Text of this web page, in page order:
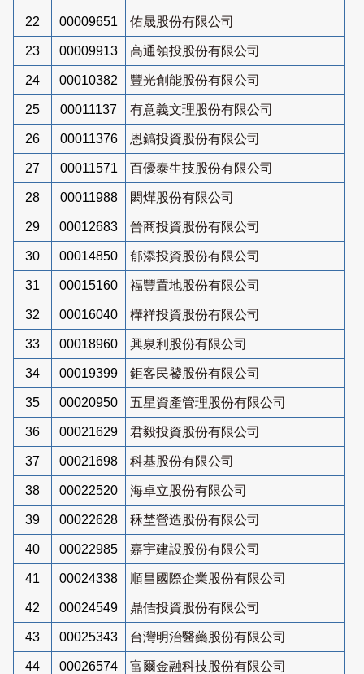
22 00009651 佑晟股份有限公司
23 00009913 高通領投股份有限公司
24 00010382 豐光創能股份有限公司
25 00011137 有意義文理股份有限公司
26 00011376 恩鎬投資股份有限公司
27 00011571 百優泰生技股份有限公司
28 00011988 閎燁股份有限公司
29 00012683 晉商投資股份有限公司
30 00014850 郁添投資股份有限公司
31 00015160 福豐置地股份有限公司
32 00016040 樺祥投資股份有限公司
33 00018960 興泉利股份有限公司
34 00019399 鉅客民饕股份有限公司
35 00020950 五星資產管理股份有限公司
36 00021629 君毅投資股份有限公司
37 00021698 科基股份有限公司
38 00022520 海卓立股份有限公司
39 00022628 秝埜營造股份有限公司
40 00022985 嘉宇建設股份有限公司
41 00024338 順昌國際企業股份有限公司
42 00024549 鼎佶投資股份有限公司
43 00025343 台灣明治醫藥股份有限公司
44 00026574 富爾金融科技股份有限公司